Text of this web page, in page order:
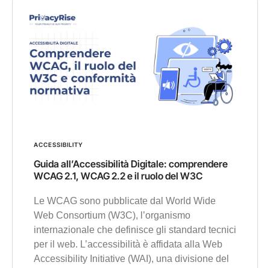
ACCESSIBILITY
Guida all’Accessibilità Digitale: comprendere
WCAG 2.1, WCAG 2.2 e il ruolo del W3C
Le WCAG sono pubblicate dal World Wide
Web Consortium (W3C), l’organismo
internazionale che definisce gli standard tecnici
per il web. L’accessibilità è affidata alla Web
Accessibility Initiative (WAI), una divisione del